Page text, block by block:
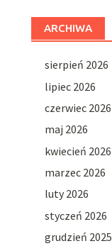
ARCHIWA
sierpień 2026
lipiec 2026
czerwiec 2026
maj 2026
kwiecień 2026
marzec 2026
luty 2026
styczeń 2026
grudzień 2025